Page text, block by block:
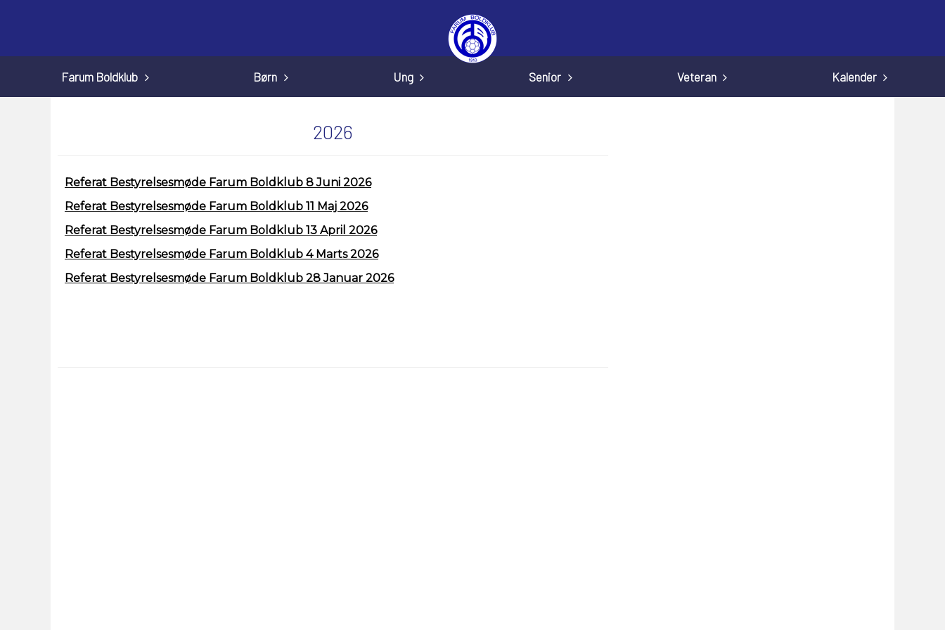
Farum Boldklub Børn Ung Senior Veteran Kalender
2026
Referat Bestyrelsesmøde Farum Boldklub 8 Juni 2026
Referat Bestyrelsesmøde Farum Boldklub 11 Maj 2026
Referat Bestyrelsesmøde Farum Boldklub 13 April 2026
Referat Bestyrelsesmøde Farum Boldklub 4 Marts 2026
Referat Bestyrelsesmøde Farum Boldklub 28 Januar 2026